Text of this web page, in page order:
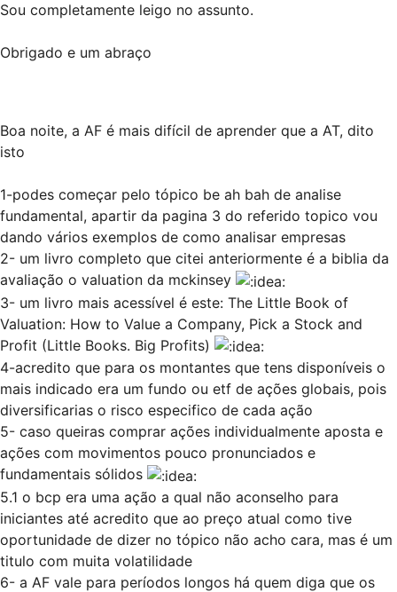
Sou completamente leigo no assunto.
Obrigado e um abraço
Boa noite, a AF é mais difícil de aprender que a AT, dito
isto
1-podes começar pelo tópico be ah bah de analise
fundamental, apartir da pagina 3 do referido topico vou
dando vários exemplos de como analisar empresas
2- um livro completo que citei anteriormente é a biblia da
avaliação o valuation da mckinsey
3- um livro mais acessível é este: The Little Book of
Valuation: How to Value a Company, Pick a Stock and
Profit (Little Books. Big Profits)
4-acredito que para os montantes que tens disponíveis o
mais indicado era um fundo ou etf de ações globais, pois
diversificarias o risco especifico de cada ação
5- caso queiras comprar ações individualmente aposta e
ações com movimentos pouco pronunciados e
fundamentais sólidos
5.1 o bcp era uma ação a qual não aconselho para
iniciantes até acredito que ao preço atual como tive
oportunidade de dizer no tópico não acho cara, mas é um
titulo com muita volatilidade
6- a AF vale para períodos longos há quem diga que os